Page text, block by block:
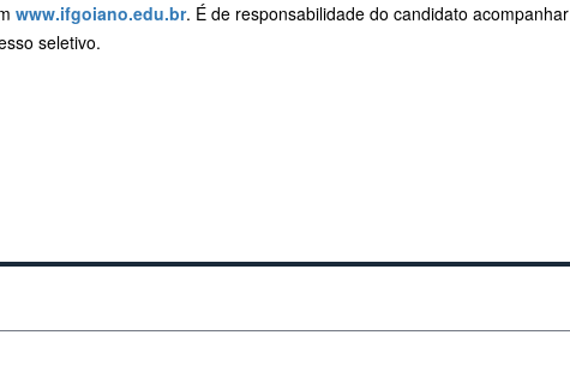
www.ifgoiano.edu.br. É de responsabilidade do candidato acompanhar
seletivo.